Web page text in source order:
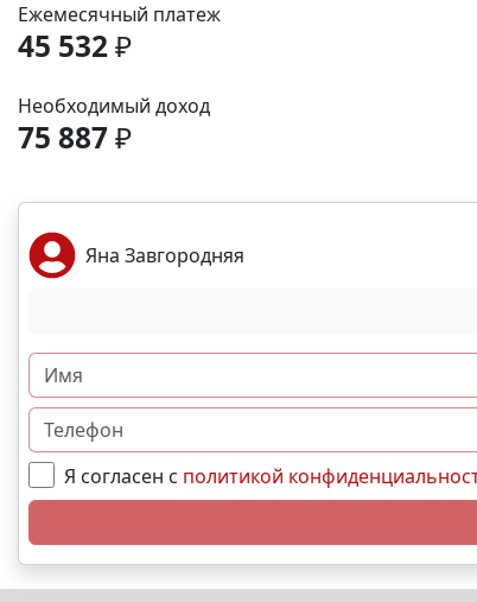
Ежемесячный платеж
45 532₽
Необходимый доход
75 887₽
Яна Завгородняя
Я согласен с политикой